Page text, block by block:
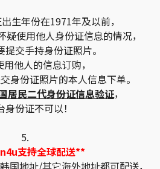
生年份在1971年及以前，
使用他人身份证信息的情况，
交手持身份证照片。
他人的信息订购，
身份证照片的本人信息下单。
居民二代身份证信息验证，
身份证不可以！
5.
支持全球配送**
国地址/其它海外地址都可配送，